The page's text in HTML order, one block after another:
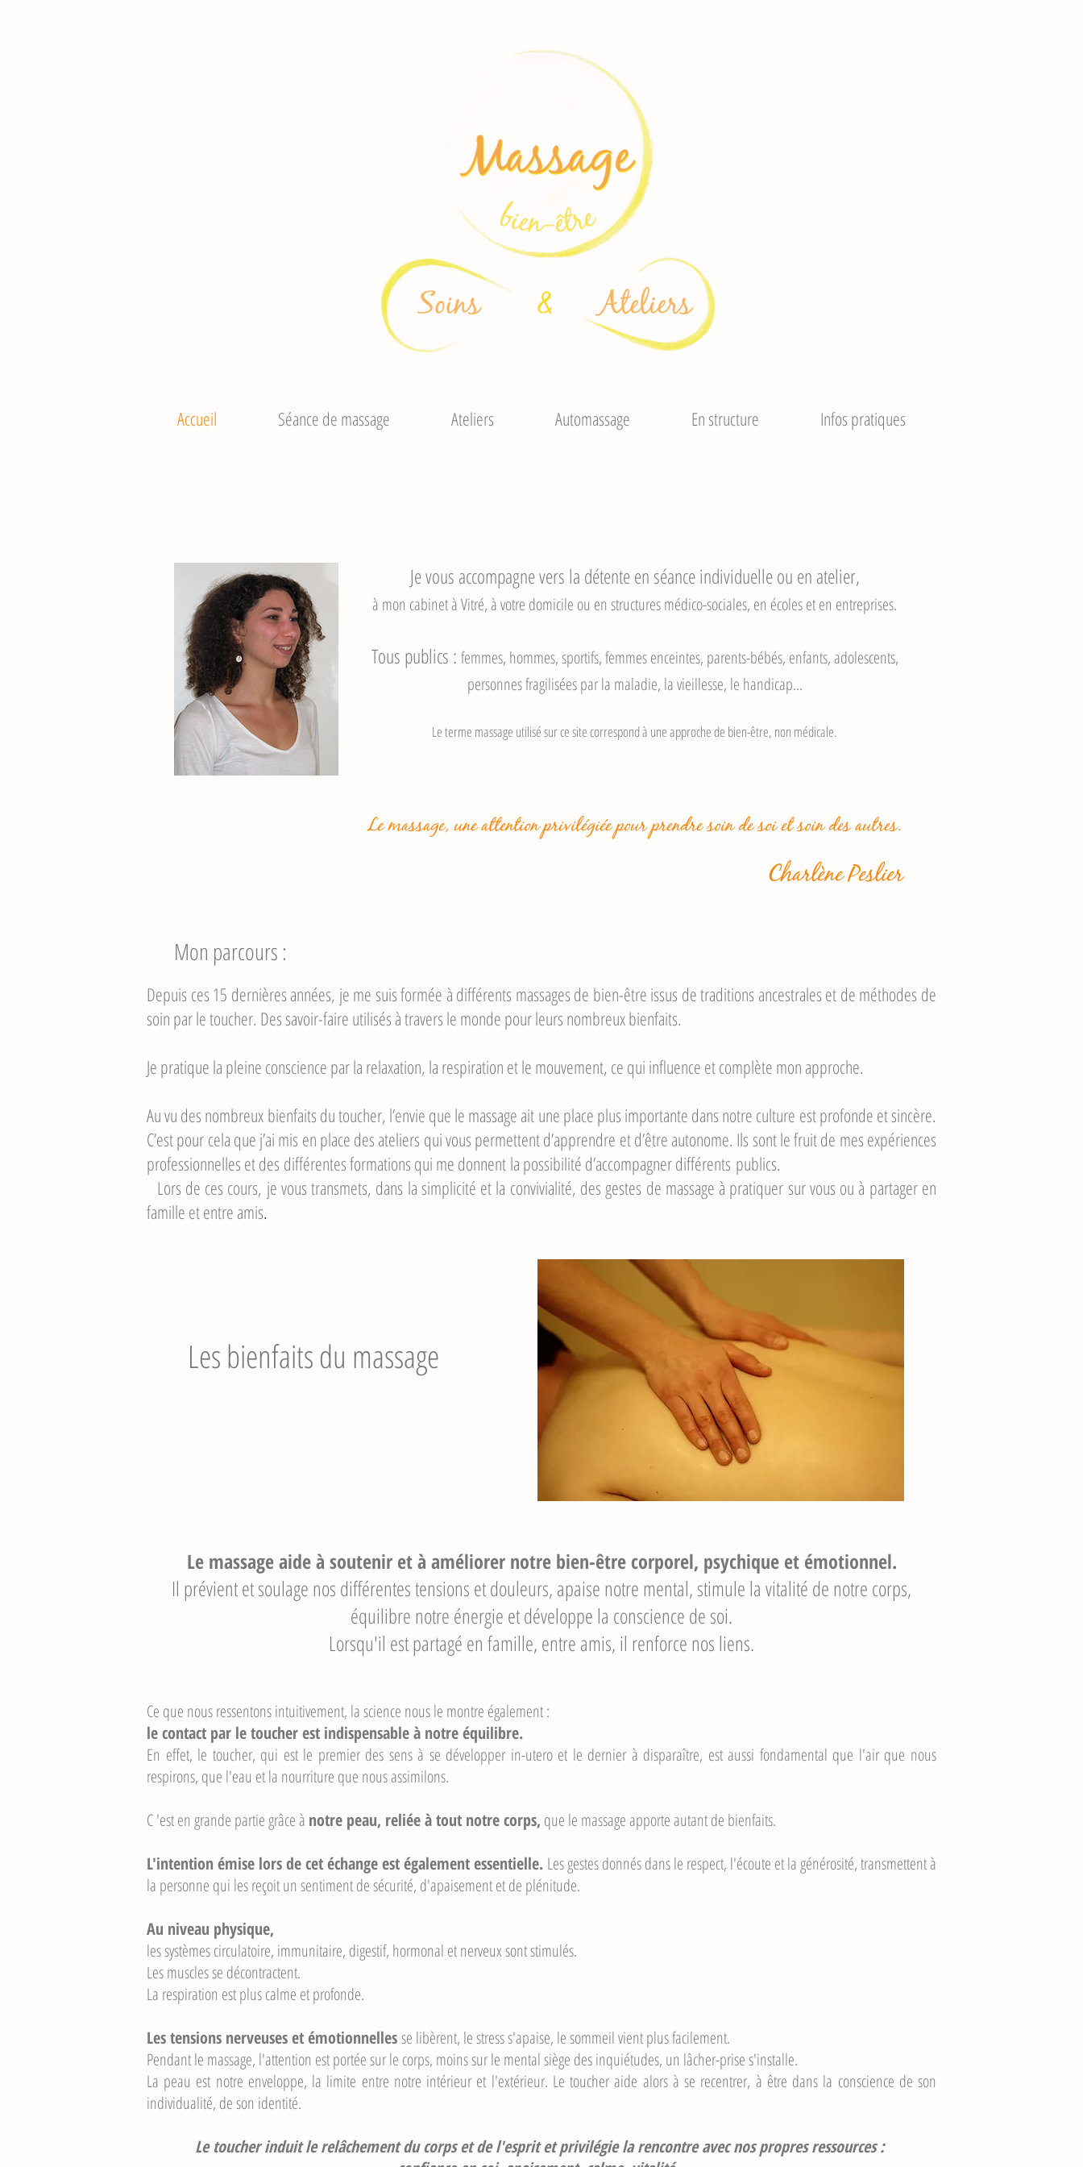
Accueil Séance de massage Ateliers Automassage En structure Infos pratiques
Je vous accompagne vers la détente en séance individuelle ou en atelier,
à mon cabinet à Vitré, à votre domicile ou en structures médico-sociales, en écoles et en entreprises.
Tous publics : femmes, hommes, sportifs, femmes enceintes, parents-bébés, enfants, adolescents,
personnes fragilisées par la maladie, la vieillesse, le handicap...
Le terme massage utilisé sur ce site correspond à une approche de bien-être, non médicale.
Le massage, une attention privilégiée pour prendre soin de soi et soin des autres.
Charlène Peslier
Mon parcours :
Depuis ces 15 dernières années, je me suis formée à différents massages de bien-être issus de traditions ancestrales et de méthodes de
soin par le toucher. Des savoir-faire utilisés à travers le monde pour leurs nombreux bienfaits.
Je pratique la pleine conscience par la relaxation, la respiration et le mouvement, ce qui influence et complète mon approche.
Au vu des nombreux bienfaits du toucher, l’envie que le massage ait une place plus importante dans notre culture est profonde et sincère.
C’est pour cela que j’ai mis en place des ateliers qui vous permettent d’apprendre et d’être autonome. Ils sont le fruit de mes expériences
professionnelles et des différentes formations qui me donnent la possibilité d’accompagner différents publics.
Lors de ces cours, je vous transmets, dans la simplicité et la convivialité, des gestes de massage à pratiquer sur vous ou à partager en
famille et entre amis.
Les bienfaits du massage
Le massage aide à soutenir et à améliorer notre bien-être corporel, psychique et émotionnel.
Il prévient et soulage nos différentes tensions et douleurs, apaise notre mental, stimule la vitalité de notre corps,
équilibre notre énergie et développe la conscience de soi.
Lorsqu'il est partagé en famille, entre amis, il renforce nos liens.
Ce que nous ressentons intuitivement, la science nous le montre également :
le contact par le toucher est indispensable à notre équilibre.
En effet, le toucher, qui est le premier des sens à se développer in-utero et le dernier à disparaître, est aussi fondamental que l'air que nous
respirons, que l'eau et la nourriture que nous assimilons.
C 'est en grande partie grâce à notre peau, reliée à tout notre corps, que le massage apporte autant de bienfaits.
L'intention émise lors de cet échange est également essentielle. Les gestes donnés dans le respect, l'écoute et la générosité, transmettent à
la personne qui les reçoit un sentiment de sécurité, d'apaisement et de plénitude.
Au niveau physique,
les systèmes circulatoire, immunitaire, digestif, hormonal et nerveux sont stimulés.
Les muscles se décontractent.
La respiration est plus calme et profonde.
Les tensions nerveuses et émotionnellesse libèrent, le stress s'apaise, le sommeil vient plus facilement.
Pendant le massage, l'attention est portée sur le corps, moins sur le mental siège des inquiétudes, un lâcher-prise s'installe.
La peau est notre enveloppe, la limite entre notre intérieur et l'extérieur. Le toucher aide alors à se recentrer, à être dans la conscience de son
individualité, de son identité.
Le toucher induit le relâchement du corps et de l'esprit et privilégie la rencontre avec nos propres ressources :